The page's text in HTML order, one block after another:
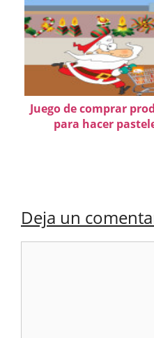
Juego de comprar
para hacer
Deja un